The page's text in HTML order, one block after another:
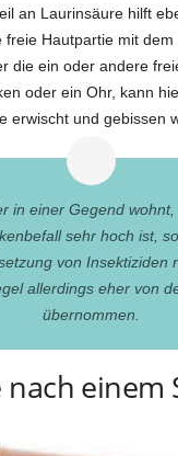
an Laurinsäure hilft
freie Hautpartie mit
die ein oder andere
oder ein Ohr, kann
erwischt und gebissen
in einer Gegend
sehr hoch ist,
von Insektiziden
allerdings eher von
übernommen.
einem